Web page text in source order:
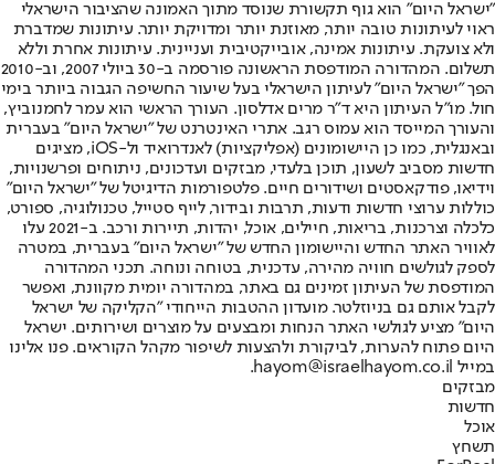
"ישראל היום" הוא גוף תקשורת שנוסד מתוך האמונה שהציבור הישראלי
ראוי לעיתונות טובה יותר, מאוזנת יותר ומדויקת יותר. עיתונות שמדברת
ולא צועקת. עיתונות אמינה, אובייקטיבית ועניינית. עיתונות אחרת וללא
תשלום. המהדורה המודפסת הראשונה פורסמה ב-30 ביולי 2007, וב-2010
הפך "ישראל היום" לעיתון הישראלי בעל שיעור החשיפה הגבוה ביותר בימי
חול. מו"ל העיתון היא ד"ר מרים אדלסון. העורך הראשי הוא עמר לחמנוביץ,
והעורך המייסד הוא עמוס רגב. אתרי האינטרנט של "ישראל היום" בעברית
ובאנגלית, כמו כן היישומונים (אפליקציות) לאנדרואיד ול-iOS, מציגים
חדשות מסביב לשעון, תוכן בלעדי, מבזקים ועדכונים, ניתוחים ופרשנויות,
וידיאו, פודקאסטים ושידורים חיים. פלטפורמות הדיגיטל של "ישראל היום"
כוללות ערוצי חדשות ודעות, תרבות ובידור, לייף סטייל, טכנולוגיה, ספורט,
כלכלה וצרכנות, בריאות, חיילים, אוכל, יהדות, תיירות ורכב. ב-2021 עלו
לאוויר האתר החדש והיישומון החדש של "ישראל היום" בעברית, במטרה
לספק לגולשים חוויה מהירה, עדכנית, בטוחה ונוחה. תכני המהדורה
המודפסת של העיתון זמינים גם באתר, במהדורה יומית מקוונת, ואפשר
לקבל אותם גם בניוזלטר. מועדון ההטבות הייחודי "הקליקה של ישראל
היום" מציע לגולשי האתר הנחות ומבצעים על מוצרים ושירותים. ישראל
היום פתוח להערות, לביקורת ולהצעות לשיפור מקהל הקוראים. פנו אלינו
במייל hayom@israelhayom.co.il.
מבזקים
חדשות
אוכל
תשחץ